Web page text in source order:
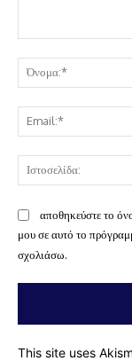
αποθηκεύστε το
μου σε αυτό το
σχολιάσω.
This site uses